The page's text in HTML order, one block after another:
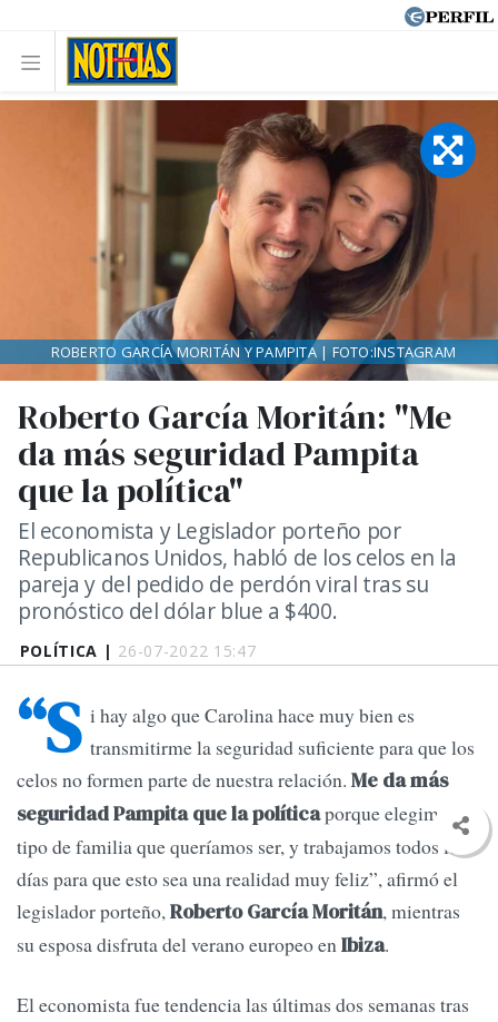
POLÍTICA | 26-07-2022 15:47
Roberto García Moritán: "Me
da más seguridad Pampita
que la política"
El economista y Legislador porteño por
Republicanos Unidos, habló de los celos en la
pareja y del pedido de perdón viral tras su
pronóstico del dólar blue a $400.
ROBERTO GARCÍA MORITÁN Y PAMPITA | FOTO:INSTAGRAM
“S i hay algo que Carolina hace muy bien es
transmitirme la seguridad suficiente para que los
celos no formen parte de nuestra relación. Me da más
seguridad Pampita que la políticaporque elegimos el
tipo de familia que queríamos ser, y trabajamos todos los
días para que esto sea una realidad muy feliz”, afirmó el
legislador porteño,Roberto García Moritán, mientras
su esposa disfruta del verano europeo enIbiza.
El economista fue tendencia las últimas dos semanas tras